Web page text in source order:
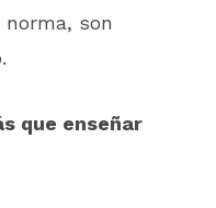
son
que enseñar